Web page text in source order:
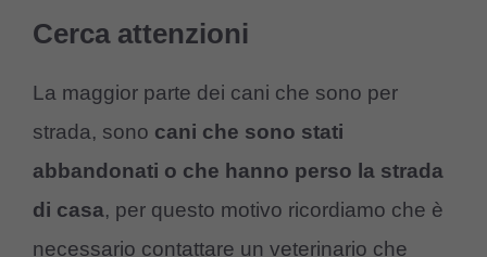
Cerca attenzioni
La maggior parte dei cani che sono per
strada, sono cani che sono stati
abbandonati o che hanno perso la strada
di casa, per questo motivo ricordiamo che è
necessario contattare un veterinario che